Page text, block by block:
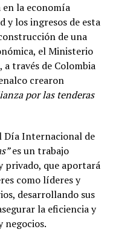
la economía
y los ingresos de esta
de una
el Ministerio
través de Colombia
crearon
por las tenderas
Día Internacional de
es un trabajo
que aportará
como líderes y
desarrollando sus
la eficiencia y
negocios.